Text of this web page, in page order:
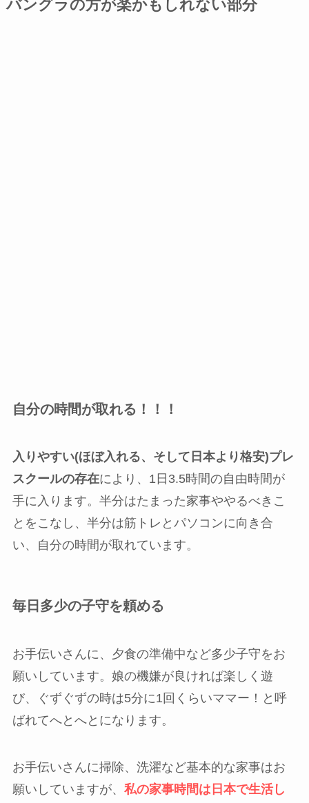
バングラの方が楽かもしれない部分
自分の時間が取れる！！！
入りやすい(ほぼ入れる、そして日本より格安)プレ
スクールの存在により、1日3.5時間の自由時間が
手に入ります。半分はたまった家事ややるべきこ
とをこなし、半分は筋トレとパソコンに向き合
い、自分の時間が取れています。
毎日多少の子守を頼める
お手伝いさんに、夕食の準備中など多少子守をお
願いしています。娘の機嫌が良ければ楽しく遊
び、ぐずぐずの時は5分に1回くらいママー！と呼
ばれてへとへとになります。
お手伝いさんに掃除、洗濯など基本的な家事はお
願いしていますが、 私の家事時間は日本で生活し